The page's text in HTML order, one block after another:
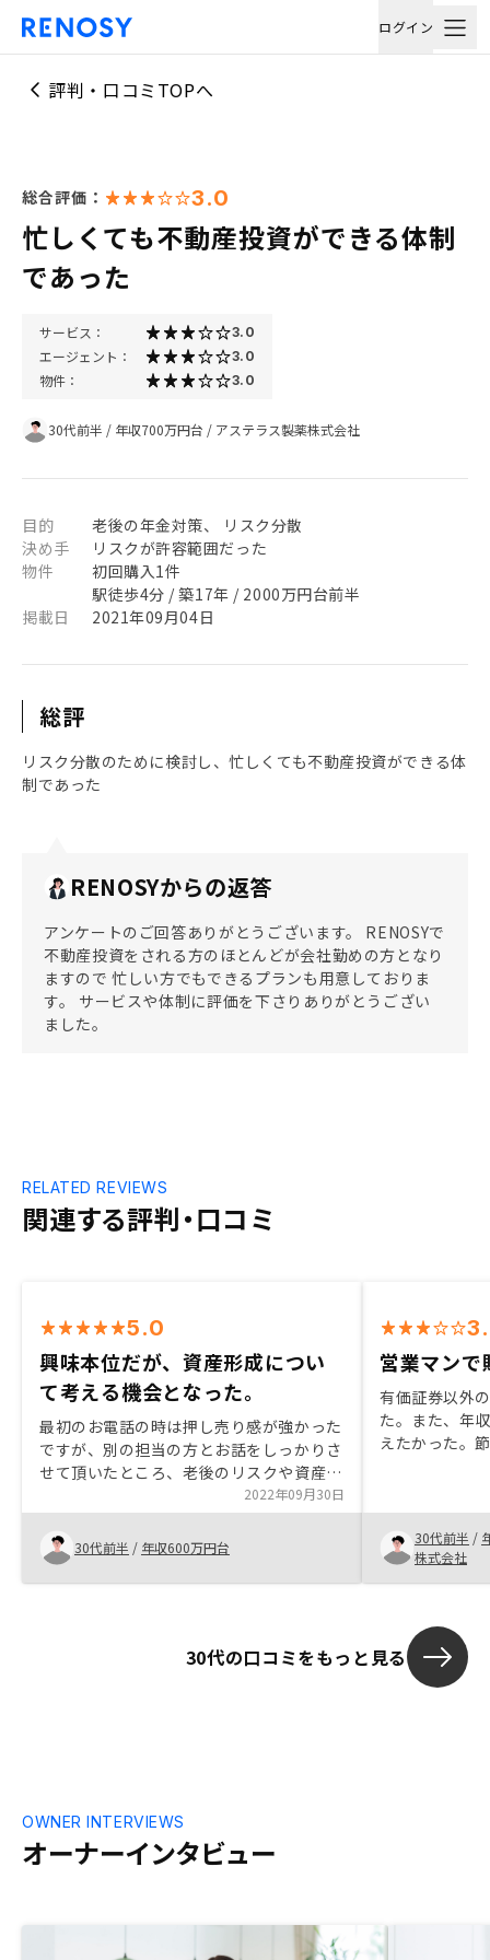
ログイン
評判・口コミTOPへ
総合評価： 3.0
忙しくても不動産投資ができる体制
であった
サービス： 3.0
エージェント： 3.0
物件： 3.0
30代前半 / 年収700万円台 / アステラス製薬株式会社
目的
老後の年金対策、 リスク分散
決め手
リスクが許容範囲だった
物件
初回購入1件
駅徒歩4分 / 築17年 / 2000万円台前半
掲載日
2021年09月04日
総評
リスク分散のために検討し、忙しくても不動産投資ができる体
制であった
RENOSYからの返答
アンケートのご回答ありがとうございます。 RENOSYで
不動産投資をされる方のほとんどが会社勤めの方となり
ますので 忙しい方でもできるプランも用意しておりま
す。 サービスや体制に評価を下さりありがとうござい
ました。
関連する評判・口コミ
RELATED REVIEWS
5.0
興味本位だが、資産形成につい
て考える機会となった。
最初のお電話の時は押し売り感が強かった
ですが、別の担当の方とお話をしっかりさ
せて頂いたところ、老後のリスクや資産に
ついての説明を詳細にイメージができたこ
とで投資についてのやることに対するメリ
ットを感じられた為。
2022年09月30日
30代前半 / 年収600万円台
営業マンで
有価証券以外
た。また、年
えたかった。
とを決定した
もっと幅広い
30代前半 /
株式会社
30代の口コミをもっと見る
オーナーインタビュー
OWNER INTERVIEWS